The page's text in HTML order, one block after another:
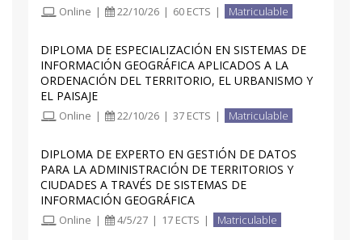
Online | 22/10/26 | 60 ECTS | Matriculable
DIPLOMA DE ESPECIALIZACIÓN EN SISTEMAS DE
INFORMACIÓN GEOGRÁFICA APLICADOS A LA
ORDENACIÓN DEL TERRITORIO, EL URBANISMO Y
EL PAISAJE
Online | 22/10/26 | 37 ECTS | Matriculable
DIPLOMA DE EXPERTO EN GESTIÓN DE DATOS
PARA LA ADMINISTRACIÓN DE TERRITORIOS Y
CIUDADES A TRAVÉS DE SISTEMAS DE
INFORMACIÓN GEOGRÁFICA
Online | 4/5/27 | 17 ECTS | Matriculable